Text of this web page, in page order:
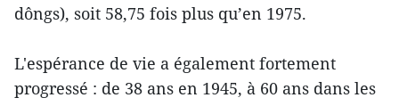
dôngs), soit 58,75 fois plus qu’en 1975.
L'espérance de vie a également fortement
progressé : de 38 ans en 1945, à 60 ans dans les